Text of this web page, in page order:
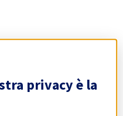
privacy è la